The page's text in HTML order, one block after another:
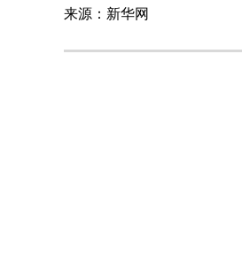
来源：新华网